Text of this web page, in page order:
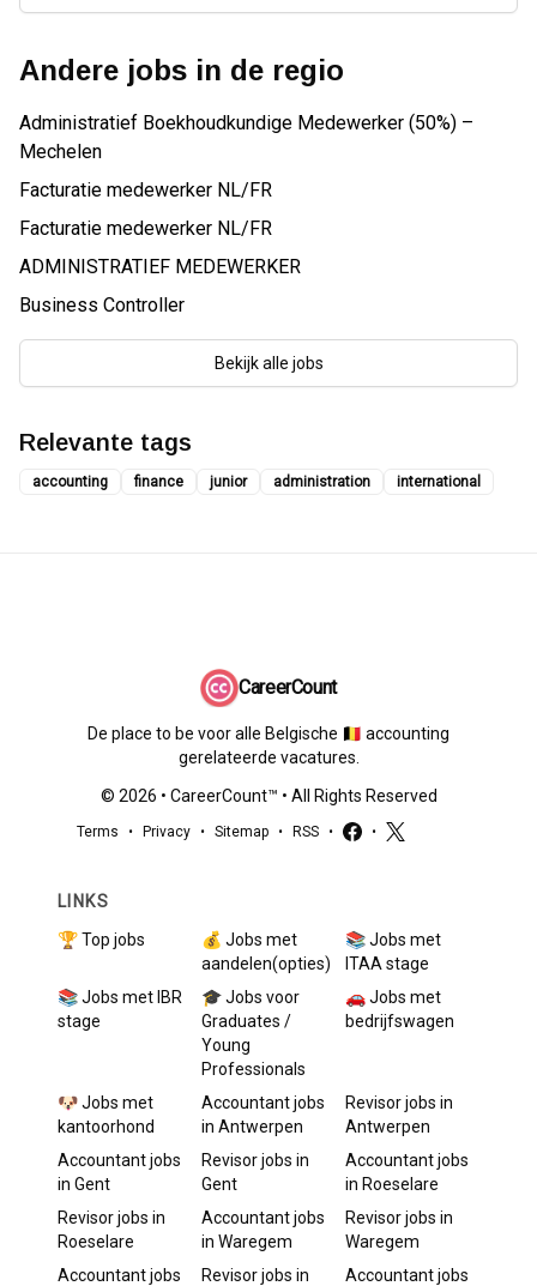
Andere jobs in de regio
Administratief Boekhoudkundige Medewerker (50%) –
Mechelen
Facturatie medewerker NL/FR
Facturatie medewerker NL/FR
ADMINISTRATIEF MEDEWERKER
Business Controller
Bekijk alle jobs
Relevante tags
accounting finance junior administration international
CareerCount
De place to be voor alle Belgische 🇧🇪 accounting
gerelateerde vacatures.
© 2026 • CareerCount™ • All Rights Reserved
Terms • Privacy • Sitemap • RSS • •
LINKS
🏆 Top jobs
💰 Jobs met
aandelen(opties)
📚 Jobs met
ITAA stage
📚 Jobs met IBR
stage
🎓 Jobs voor
Graduates /
Young
Professionals
🚗 Jobs met
bedrijfswagen
🐶 Jobs met
kantoorhond
Accountantjobs
in Antwerpen
Revisorjobs in
Antwerpen
Accountantjobs
in Gent
Revisorjobs in
Gent
Accountantjobs
in Roeselare
Revisorjobs in
Roeselare
Accountantjobs
in Waregem
Revisorjobs in
Waregem
Accountantjobs Revisorjobs in Accountantjobs